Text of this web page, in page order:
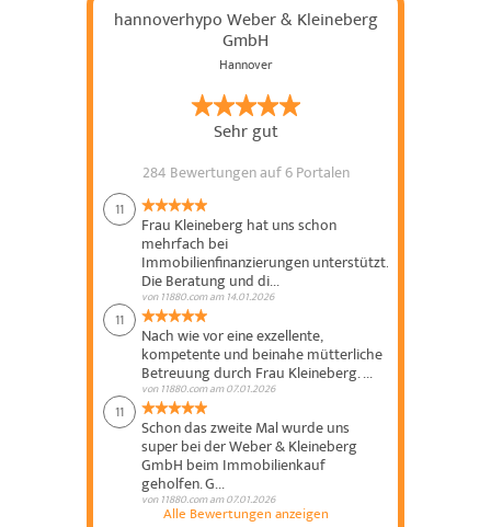
hannoverhypo Weber & Kleineberg
GmbH
Hannover
Sehr gut
284 Bewertungenauf 6 Portalen
11
Frau Kleineberg hat uns schon
mehrfach bei
Immobilienfinanzierungen unterstützt.
Die Beratung und di...
von11880.comam14.01.2026
11
Nach wie vor eine exzellente,
kompetente und beinahe mütterliche
Betreuung durch Frau Kleineberg. ...
von11880.comam07.01.2026
11
Schon das zweite Mal wurde uns
super bei der Weber & Kleineberg
GmbH beim Immobilienkauf
geholfen. G...
von11880.comam07.01.2026
Alle Bewertungen anzeigen